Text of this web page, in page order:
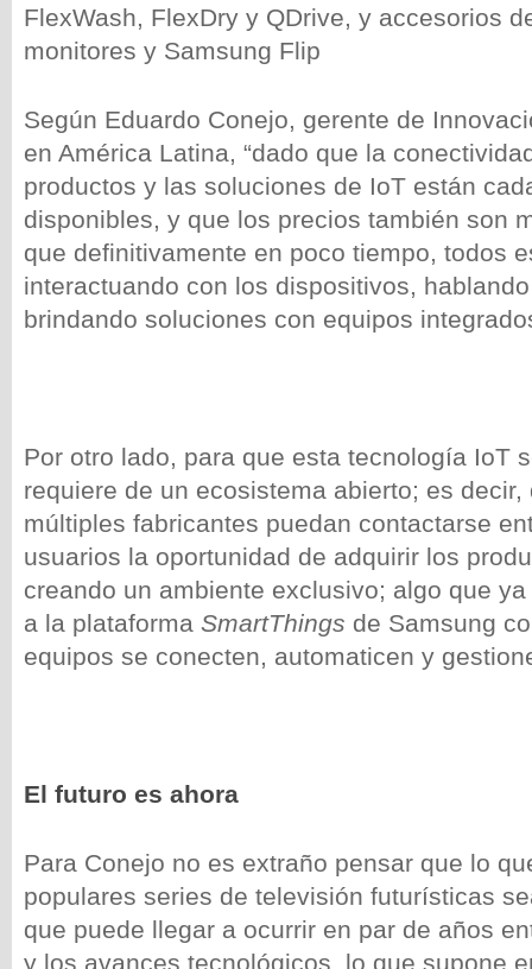
FlexWash, FlexDry y QDrive, y accesorios
monitores y Samsung Flip
Según Eduardo Conejo, gerente de
en América Latina, “dado que la
productos y las soluciones de IoT están
disponibles, y que los precios también son
que definitivamente en poco tiempo, todos
interactuando con los dispositivos,
brindando soluciones con equipos
Por otro lado, para que esta tecnología IoT
requiere de un ecosistema abierto; es
múltiples fabricantes puedan contactarse
usuarios la oportunidad de adquirir los
creando un ambiente exclusivo; algo que
a la plataforma SmartThings de Samsung
equipos se conecten, automaticen y
El futuro es ahora
Para Conejo no es extraño pensar que lo
populares series de televisión futurísticas
que puede llegar a ocurrir en par de años
y los avances tecnológicos, lo que supone